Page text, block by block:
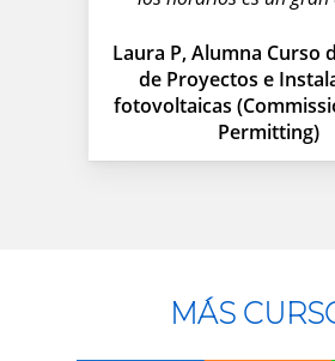
Laura P, Alumna Curso
de Proyectos e
fotovoltaicas
Permitting)
MÁS